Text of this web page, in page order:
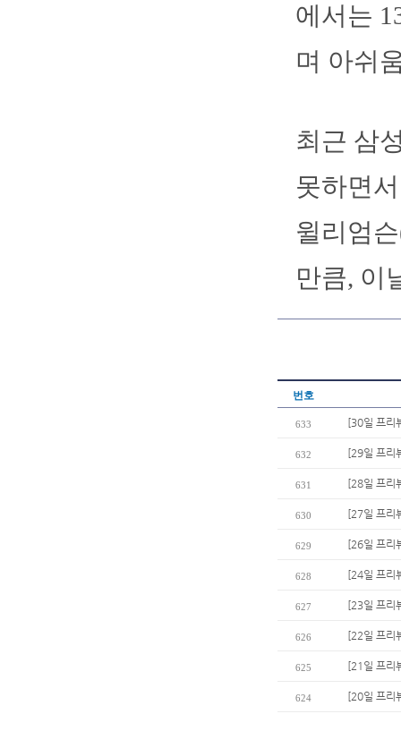
에서는
며 아쉬
최근 삼
못하면
윌리엄
만큼, 이
번호
633 [30일 프리
632 [29일 프리
631 [28일 프리
630 [27일 프리
629 [26일 프리
628 [24일 프리
627 [23일 프리
626 [22일 프리
625 [21일 프리
624 [20일 프리